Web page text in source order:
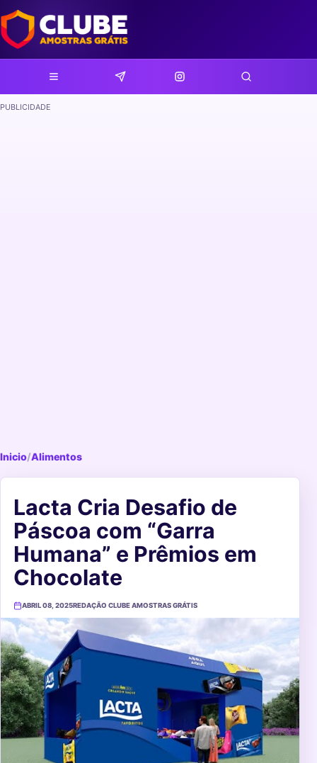
PUBLICIDADE
Inicio/Alimentos
Lacta Cria Desafio de
Páscoa com “Garra
Humana” e Prêmios em
Chocolate
ABRIL 08, 2025REDAÇÃO CLUBE AMOSTRAS GRÁTIS